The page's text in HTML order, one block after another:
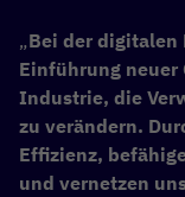
„Bei der digitalen
Einführung neuer
Industrie, die
zu verändern.
Effizienz,
und vernetzen